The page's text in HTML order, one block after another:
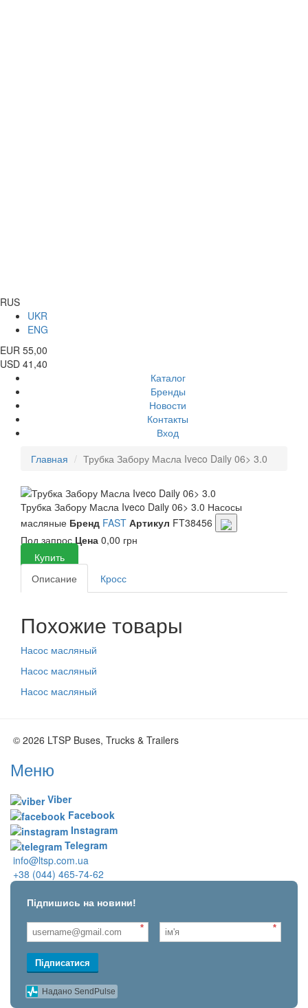
RUS
UKR
ENG
EUR 55,00
USD 41,40
Каталог
Бренды
Новости
Контакты
Вход
Главная
Трубка Забору Масла Iveco Daily 06> 3.0
Трубка Забору Масла Iveco Daily 06> 3.0 Насосы
масляные Бренд FAST Артикул FT38456
Под запросЦена 0,00 грн
Купить
Описание
Кросс
Похожие товары
Насос масляный
Насос масляный
Насос масляный
© 2026 LTSP Buses, Trucks & Trailers
Меню
Viber
Facebook
Instagram
Telegram
info@ltsp.com.ua
+38 (044) 465-74-62
Підпишись на новини!
* *
Підписатися
Надано SendPulse